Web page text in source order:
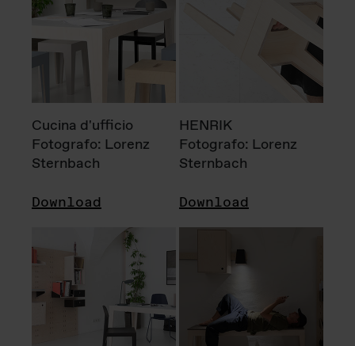
Cucina d'ufficio
Fotografo: Lorenz
Sternbach
Download
HENRIK
Fotografo: Lorenz
Sternbach
Download